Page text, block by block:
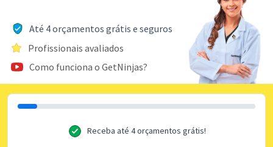
Até 4 orçamentos grátis e seguros
Profissionais avaliados
Como funciona o GetNinjas?
Receba até 4 orçamentos grátis!